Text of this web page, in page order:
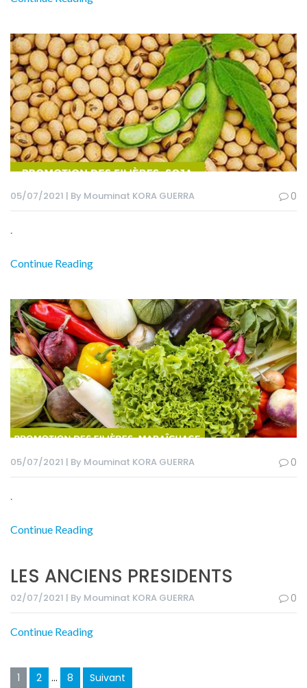
05/07/2021 | By Mouminat KORA GUERRA 0
.
Continue Reading
05/07/2021 | By Mouminat KORA GUERRA 0
Continue Reading
LES ANCIENS PRESIDENTS
02/07/2021 | By Mouminat KORA GUERRA 0
Continue Reading
Pagination
1 2 … 8 Suivant